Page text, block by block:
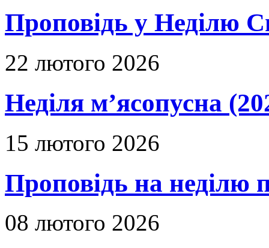
Проповідь у Неділю
22 лютого 2026
Неділя м’ясопусна
15 лютого 2026
Проповідь на неділю
08 лютого 2026